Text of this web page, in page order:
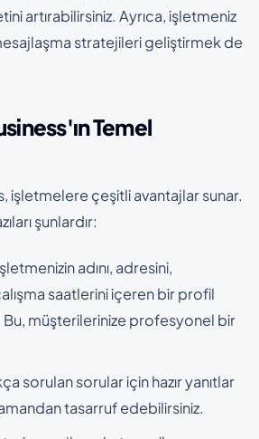
artırabilirsiniz. Ayrıca, işletmeniz
stratejileri geliştirmek de
Temel
işletmelere çeşitli avantajlar sunar.
şunlardır:
adını, adresini,
saatlerini içeren bir profil
Bu, müşterilerinize profesyonel bir
sorulan sorular için hazır yanıtlar
tasarruf edebilirsiniz.